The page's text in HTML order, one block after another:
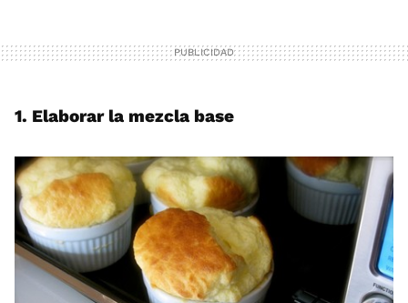
1. Elaborar la mezcla base